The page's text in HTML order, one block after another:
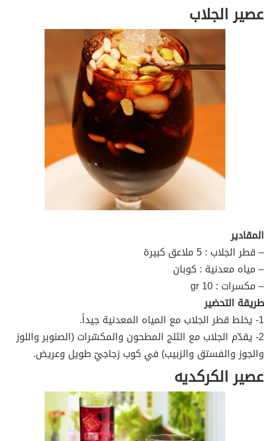
عصير الجلاب
المقادير
– قطر الجلاب : 5 ملاعق كبيرة
– مياه معدنية : كوبان
– مكسرات : 10 gr
طريقة التحضير
1- يخلط قطر الجلاب مع المياه المعدنية جيداً.
2- يقدّم الجلاب مع الثلج المطحون والمكسّرات (الصنوبر واللوز
والجوز والفستق والزبيب) في كوب زجاجيّ طويل وعريض.
عصير الكركديه